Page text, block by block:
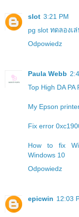
slot 3:21 PM
pg slot ทดลองเ
Odpowiedz
Paula Webb
Top High DA
My Epson
Fix error
How to fix
Windows 10
Odpowiedz
epicwin 12:03